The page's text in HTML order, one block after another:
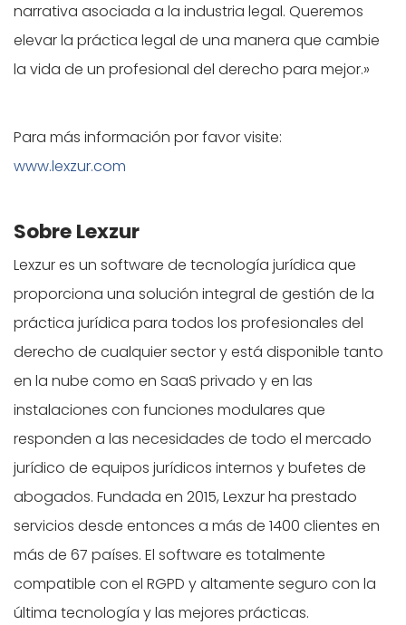
narrativa asociada a la industria legal. Queremos
elevar la práctica legal de una manera que cambie
la vida de un profesional del derecho para mejor.»
Para más información por favor visite:
www.lexzur.com
Sobre Lexzur
Lexzur es un software de tecnología jurídica que
proporciona una solución integral de gestión de la
práctica jurídica para todos los profesionales del
derecho de cualquier sector y está disponible tanto
en la nube como en SaaS privado y en las
instalaciones con funciones modulares que
responden a las necesidades de todo el mercado
jurídico de equipos jurídicos internos y bufetes de
abogados. Fundada en 2015, Lexzur ha prestado
servicios desde entonces a más de 1400 clientes en
más de 67 países. El software es totalmente
compatible con el RGPD y altamente seguro con la
última tecnología y las mejores prácticas.